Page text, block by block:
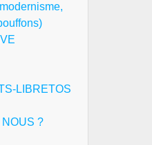
LIBRETOS
NOUS ?